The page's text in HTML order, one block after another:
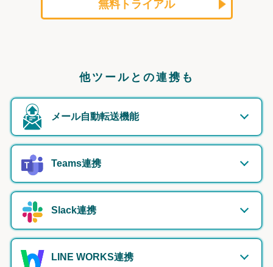
無料トライアル
他ツールとの連携も
メール自動転送機能
Teams連携
Slack連携
LINE WORKS連携